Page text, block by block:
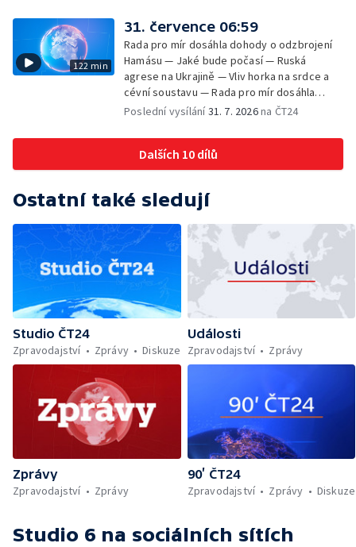
122 min
31. července 06:59
Rada pro mír dosáhla dohody o odzbrojení
Hamásu — Jaké bude počasí — Ruská
agrese na Ukrajině — Vliv horka na srdce a
cévní soustavu — Rada pro mír dosáhla
dohody o odzbrojení Hamásu — Dokument
začíná výplata superdávky — Tropické
teploty zatěžují i volně žijící zvířata
Poslední vysílání31. 7. 2026na ČT24
Dalších 10 dílů
Ostatní také sledují
Studio ČT24
Zpravodajství
Zprávy Diskuze
Události
Zpravodajství
Zprávy
Zprávy
Zpravodajství
Zprávy
90’ ČT24
Zpravodajství
Zprávy Diskuze
Studio 6 na sociálních sítích